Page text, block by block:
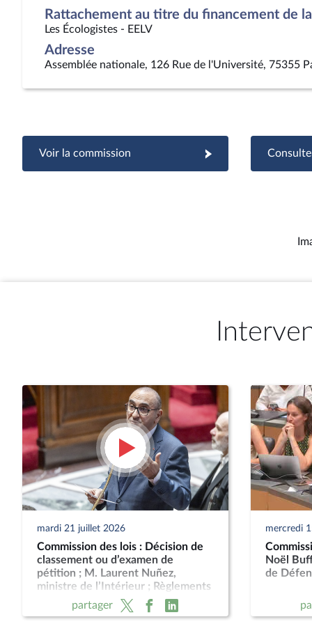
Rattachement au titre du financement de
Les Écologistes - EELV
Adresse
Assemblée nationale, 126 Rue de l'Université, 75355
Voir la commission
mardi 21 juillet 2026
Commission des lois : Décision de
classement ou d’examen de
pétition ; M. Laurent Nuñez,
ministre de l’Intérieur ; Règlements
Européenspartager
mercredi
Noël
de